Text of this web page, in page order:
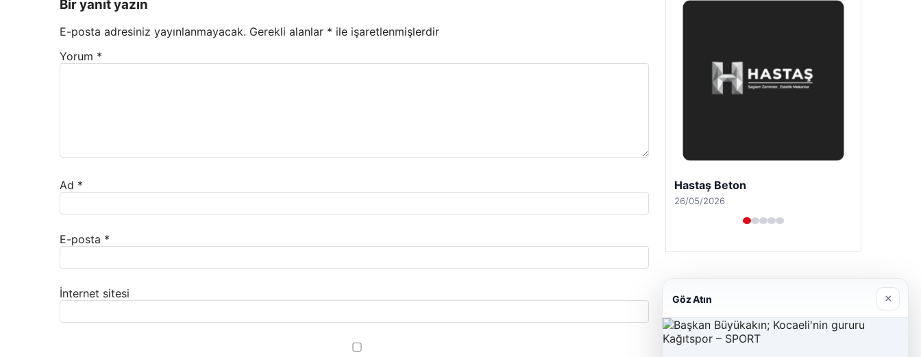
Bir yanıt yazın
E-posta adresiniz yayınlanmayacak. Gerekli alanlar * ile işaretlenmişlerdir
Yorum *
Ad *
E-posta *
İnternet sitesi
Hastaş Beton
26/05/2026
Göz Atın ×